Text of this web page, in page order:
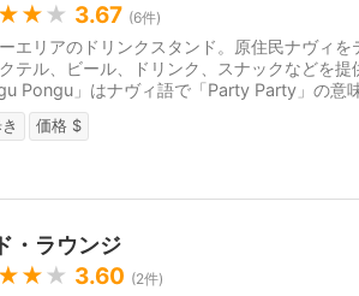
★ 3.67 (6件)
エリアのドリンクスタンド。原住民ナヴィを
テル、ビール、ドリンク、スナックなどを提
Pongu」はナヴィ語で「Party Party」の意
日オープン。
価格 $
・ラウンジ
★ 3.60 (2件)